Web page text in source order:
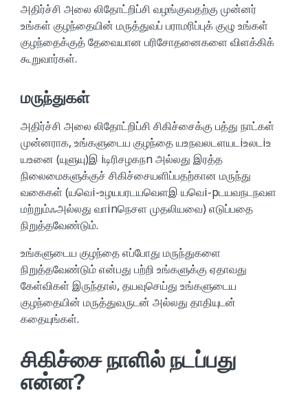
அதிர்ச்சி அலை லிதோட்றிப்சி வழங்குவதற்கு முன்னர்
உங்கள் குழந்தையின் மருத்துவப் பராமரிப்புக் குழு உங்கள்
குழந்தைக்குத் தேவையான பரிசோதனைகளை விளக்கிக்
கூறுவார்கள்.
மருந்துகள்
அதிர்ச்சி அலை லிதோட்றிப்சி சிகிச்சைக்கு பத்து நாட்கள்
முன்னராக, உங்களுடைய குழந்தை யஉநவலடளயடiஉலடiஉ
யஉனை (யுளுயு)இ iடிரிசழகநn அல்லது இரத்த
நிலைமைகளுக்குச் சிகிச்சையளிப்பதற்கான மருந்து
வகைகள் (யவெi-உழயபரடயவெளஇ யவெi-pடயவநடநவள
மற்றும்ஃஅல்லது வாinநெசள முதலியவை) எடுப்பதை
நிறுத்தவேண்டும்.
உங்களுடைய குழந்தை எப்போது மருந்துகளை
நிறுத்தவேண்டும் என்பது பற்றி உங்களுக்கு ஏதாவது
கேள்விகள் இருந்தால், தயவுசெய்து உங்களுடைய
குழந்தையின் மருத்துவருடன் அல்லது தாதியுடன்
கதையுங்கள்.
சிகிச்சை நாளில் நடப்பது
என்ன?